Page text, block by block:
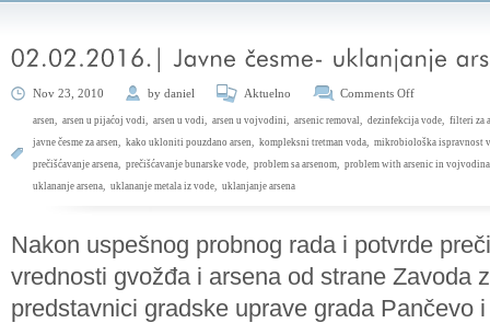
Nov 23, 2010 by daniel Aktuelno Comments Off
arsen, arsen u pijaćoj vodi, arsen u vodi, arsen u vojvodini, arsenic removal, dezinfekcija vode, filteri za
javne česme za arsen, kako ukloniti pouzdano arsen, kompleksni tretman voda, mikrobiološka ispravnost
prečišćavanje arsena, prečišćavanje bunarske vode, problem sa arsenom, problem with arsenic in vojvodina
uklananje arsena, uklananje metala iz vode, uklanjanje arsena
Nakon uspešnog probnog rada i potvrde
vrednosti gvožđa i arsena od strane Zavoda
predstavnici gradske uprave grada Pančevo